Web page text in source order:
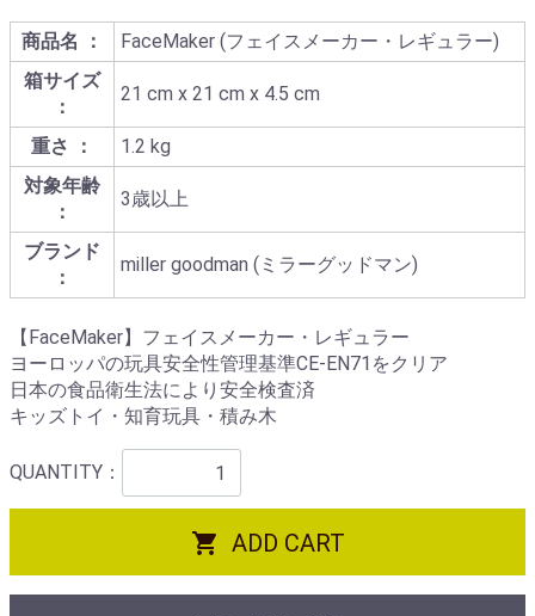
商品名 ：
FaceMaker (フェイスメーカー・レギュラー)
箱サイズ
：
21 cm x 21 cm x 4.5 cm
重さ ：
1.2 kg
対象年齢
：
3歳以上
ブランド
：
miller goodman (ミラーグッドマン)
【FaceMaker】フェイスメーカー・レギュラー
ヨーロッパの玩具安全性管理基準CE-EN71をクリア
日本の食品衛生法により安全検査済
キッズトイ・知育玩具・積み木
QUANTITY：
 ADD CART